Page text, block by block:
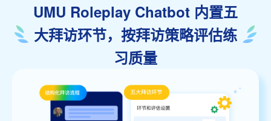
UMU Roleplay Chatbot 内置五
大拜访环节，按拜访策略评估练
习质量